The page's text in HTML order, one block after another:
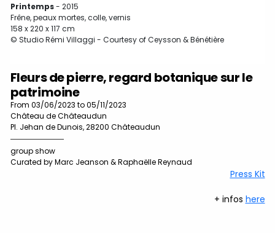
Printemps- 2015
Frêne, peaux mortes, colle, vernis
158 x 220 x 117 cm
© Studio Rémi Villaggi - Courtesy of Ceysson & Bénétière
Fleurs de pierre, regard botanique sur le
patrimoine
From 03/06/2023 to 05/11/2023
Château de Châteaudun
Pl. Jehan de Dunois, 28200 Châteaudun
group show
Curated by Marc Jeanson & Raphaëlle Reynaud
Press Kit
+ infos here